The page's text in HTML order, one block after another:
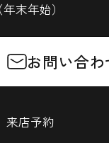
末年始）
お問い合わ
来店予約